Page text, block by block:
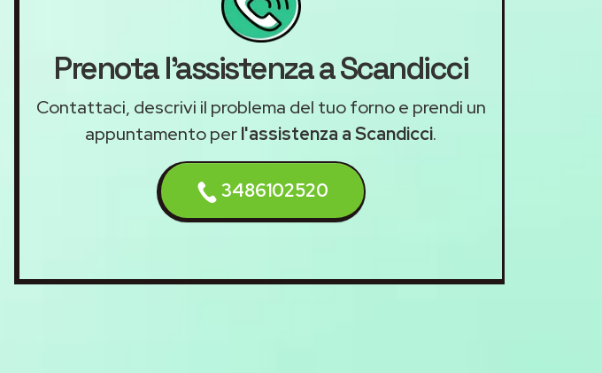
Prenota l'assistenza a Scandicci
Contattaci, descrivi il problema del tuo forno e prendi un
appuntamento perl'assistenza a Scandicci.
3486102520